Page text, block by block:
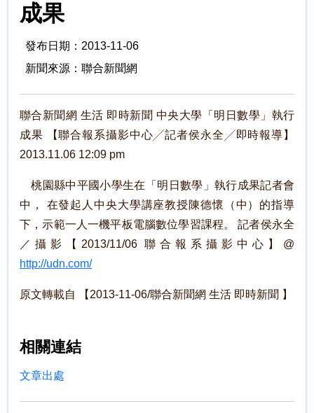
成果
發布日期：2013-11-06
新聞來源：聯合新聞網
聯合新聞網 生活 即時新聞 中央大學「明日數學」執行
成果 【聯合報系攝影中心╱記者侯永全╱即時報導】
2013.11.06 12:09 pm
桃園縣中平國小學生在「明日數學」執行成果記者會
中， 在發起人中央大學講座教授陳德懷（中）的指導
下，示範一人一機平板電腦數位學習課程。 記者侯永全
／攝影【2013/11/06 聯合報系攝影中心】@
http://udn.com/
原文轉載自 【2013-11-06/聯合新聞網 生活 即時新聞 】
相關連結
文章出處